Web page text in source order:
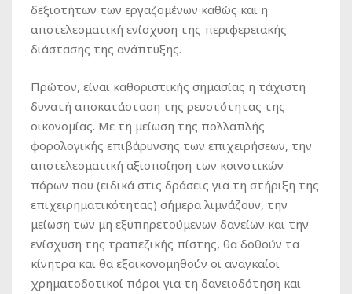
δεξιοτήτων των εργαζομένων καθώς και η
αποτελεσματική ενίσχυση της περιφερειακής
διάστασης της ανάπτυξης.
Πρώτον, είναι καθοριστικής σημασίας η τάχιστη
δυνατή αποκατάσταση της ρευστότητας της
οικονομίας. Με τη μείωση της πολλαπλής
φορολογικής επιβάρυνσης των επιχειρήσεων, την
αποτελεσματική αξιοποίηση των κοινοτικών
πόρων που (ειδικά στις δράσεις για τη στήριξη της
επιχειρηματικότητας) σήμερα λιμνάζουν, την
μείωση των μη εξυπηρετούμενων δανείων και την
ενίσχυση της τραπεζικής πίστης, θα δοθούν τα
κίνητρα και θα εξοικονομηθούν οι αναγκαίοι
χρηματοδοτικοί πόροι για τη δανειοδότηση και